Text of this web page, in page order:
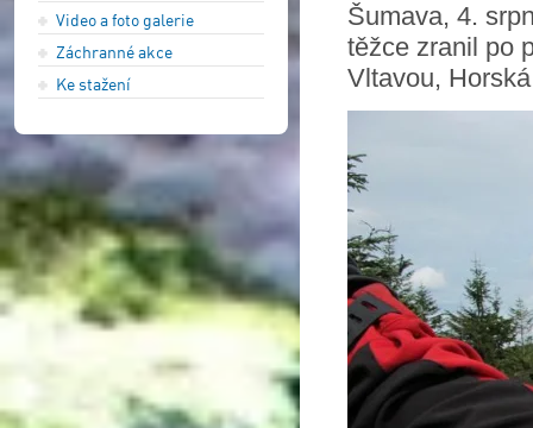
Video a foto galerie
Záchranné akce
Ke stažení
Šumava, 4.
těžce zranil po
Vltavou,